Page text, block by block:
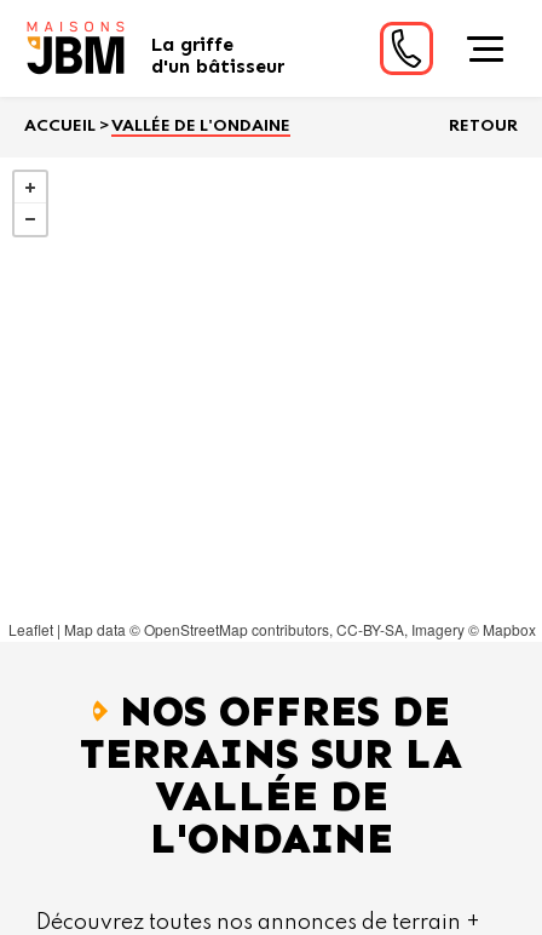
La griffe
d'un bâtisseur
ACCUEIL >VALLÉE DE L'ONDAINE RETOUR
Leaflet | Map data ©OpenStreetMapcontributors, CC-BY-SA, Imagery © Mapbox
NOS OFFRES DE
TERRAINS SUR LA
VALLÉE DE
L'ONDAINE
Découvrez toutes nos annonces de terrain +